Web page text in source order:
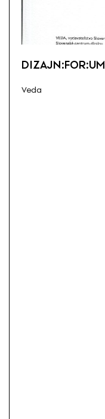
DIZAJN:FOR:UM
Veda